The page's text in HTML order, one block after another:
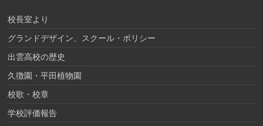
校長室より
グランドデザイン、スクール・ポリシー
出雲高校の歴史
久徴園・平田植物園
校歌・校章
学校評価報告